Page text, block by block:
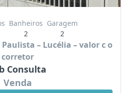
Banheiros
2
Garagem
2
– Lucélia – valor c o
corretor
Consulta
Venda